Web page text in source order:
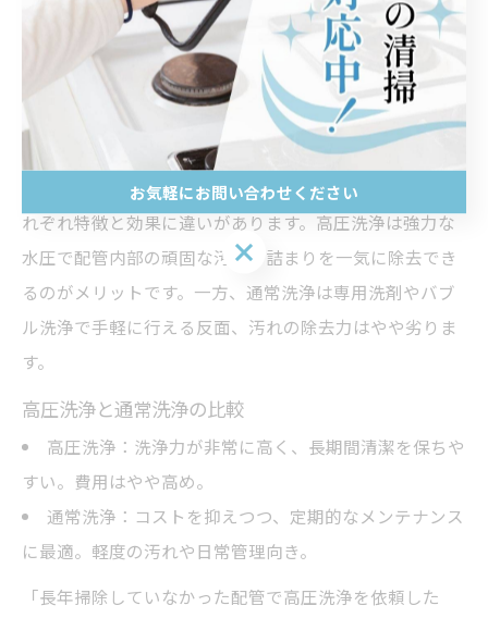
果、子どもの肌トラブルやアレルギー症状が改善した」
といった声もあり、衛生面の向上と健康リスクの低減に
つながります。
高圧洗浄と通常洗浄の効果比較表
配管洗浄には高圧洗浄と通常洗浄の2つの方法があり、そ
れぞれ特徴と効果に違いがあります。高圧洗浄は強力な
水圧で配管内部の頑固な汚れや詰まりを一気に除去でき
るのがメリットです。一方、通常洗浄は専用洗剤やバブ
ル洗浄で手軽に行える反面、汚れの除去力はやや劣りま
す。
高圧洗浄と通常洗浄の比較
高圧洗浄：洗浄力が非常に高く、長期間清潔を保ちや
すい。費用はやや高め。
通常洗浄：コストを抑えつつ、定期的なメンテナンス
に最適。軽度の汚れや日常管理向き。
「長年掃除していなかった配管で高圧洗浄を依頼した
お気軽にお問い合わせください
お気軽にお問い合わせください